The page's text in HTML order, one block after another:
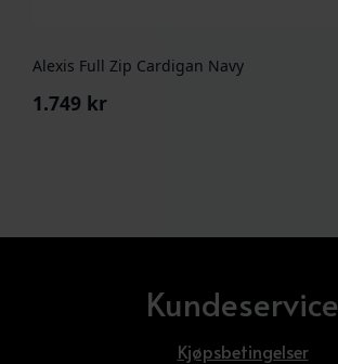
Alexis Full Zip Cardigan Navy
1.749 kr
Kundeservice
Kjøpsbetingelser